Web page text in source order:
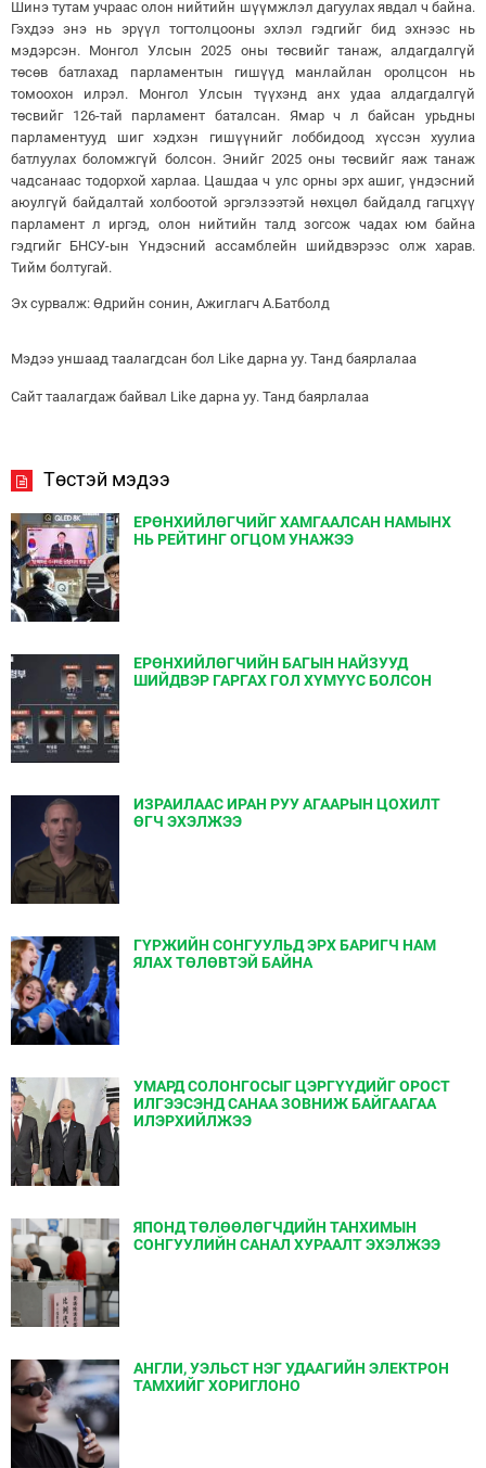
Шинэ тутам учраас олон нийтийн шүүмжлэл дагуулах явдал ч байна.
Гэхдээ энэ нь эрүүл тогтолцооны эхлэл гэдгийг бид эхнээс нь
мэдэрсэн. Монгол Улсын 2025 оны төсвийг танаж, алдагдалгүй
төсөв батлахад парламентын гишүүд манлайлан оролцсон нь
томоохон илрэл. Монгол Улсын түүхэнд анх удаа алдагдалгүй
төсвийг 126-тай парламент баталсан. Ямар ч л байсан урьдны
парламентууд шиг хэдхэн гишүүнийг лоббидоод хүссэн хуулиа
батлуулах боломжгүй болсон. Энийг 2025 оны төсвийг яаж танаж
чадсанаас тодорхой харлаа. Цашдаа ч улс орны эрх ашиг, үндэсний
аюулгүй байдалтай холбоотой эргэлзээтэй нөхцөл байдалд гагцхүү
парламент л иргэд, олон нийтийн талд зогсож чадах юм байна
гэдгийг БНСУ-ын Үндэсний ассамблейн шийдвэрээс олж харав.
Тийм болтугай.
Эх сурвалж: Өдрийн сонин, Ажиглагч А.Батболд
Мэдээ уншаад таалагдсан бол Like дарна уу. Танд баярлалаа
Сайт таалагдаж байвал Like дарна уу. Танд баярлалаа
Төстэй мэдээ
ЕРӨНХИЙЛӨГЧИЙГ ХАМГААЛСАН НАМЫНХ
НЬ РЕЙТИНГ ОГЦОМ УНАЖЭЭ
ЕРӨНХИЙЛӨГЧИЙН БАГЫН НАЙЗУУД
ШИЙДВЭР ГАРГАХ ГОЛ ХҮМҮҮС БОЛСОН
ИЗРАИЛААС ИРАН РУУ АГААРЫН ЦОХИЛТ
ӨГЧ ЭХЭЛЖЭЭ
ГҮРЖИЙН СОНГУУЛЬД ЭРХ БАРИГЧ НАМ
ЯЛАХ ТӨЛӨВТЭЙ БАЙНА
УМАРД СОЛОНГОСЫГ ЦЭРГҮҮДИЙГ ОРОСТ
ИЛГЭЭСЭНД САНАА ЗОВНИЖ БАЙГААГАА
ИЛЭРХИЙЛЖЭЭ
ЯПОНД ТӨЛӨӨЛӨГЧДИЙН ТАНХИМЫН
СОНГУУЛИЙН САНАЛ ХУРААЛТ ЭХЭЛЖЭЭ
АНГЛИ, УЭЛЬСТ НЭГ УДААГИЙН ЭЛЕКТРОН
ТАМХИЙГ ХОРИГЛОНО